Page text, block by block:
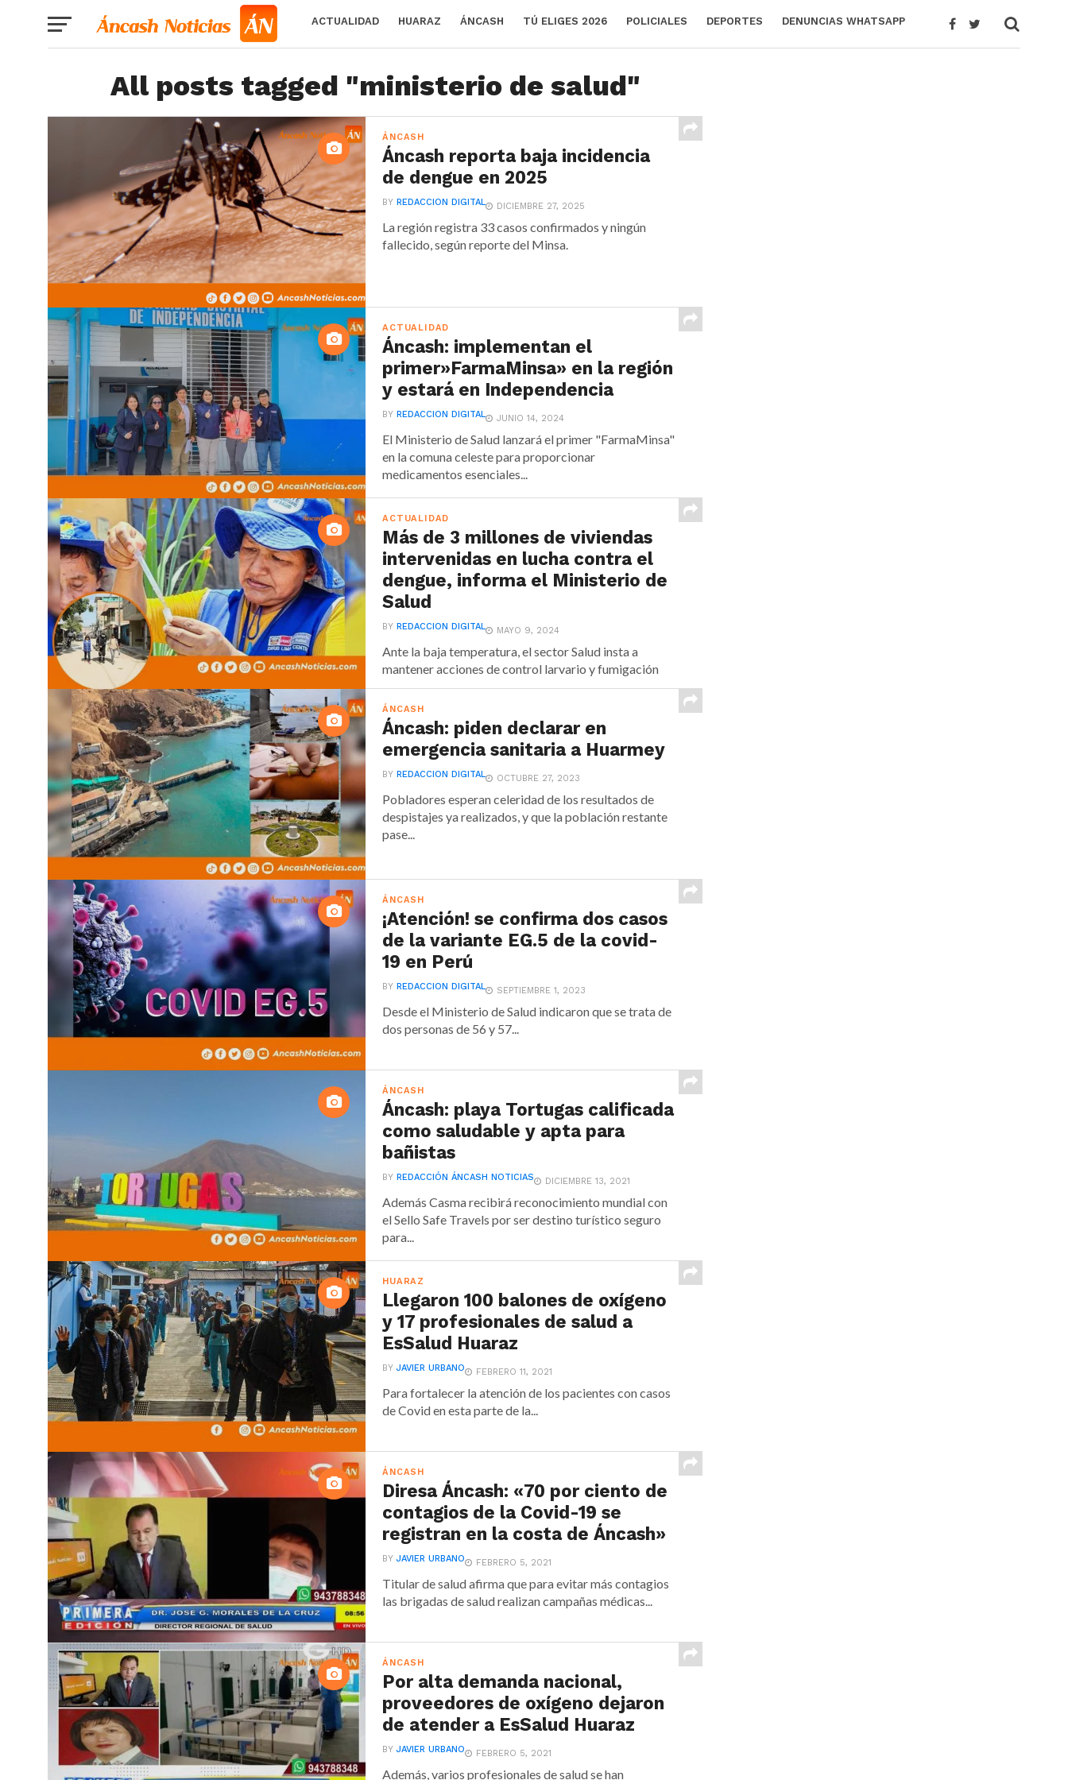
ACTUALIDAD HUARAZ ÁNCASH TÚ ELIGES 2026 POLICIALES DEPORTES DENUNCIAS WHATSAPP
All posts tagged "ministerio de salud"
ÁNCASH
Áncash reporta baja incidencia
de dengue en 2025
BYREDACCION DIGITAL DICIEMBRE 27, 2025
La región registra 33 casos confirmados y ningún
fallecido, según reporte del Minsa.
ACTUALIDAD
Áncash: implementan el
primer»FarmaMinsa» en la región
y estará en Independencia
BYREDACCION DIGITAL JUNIO 14, 2024
El Ministerio de Salud lanzará el primer "FarmaMinsa"
en la comuna celeste para proporcionar
medicamentos esenciales...
ACTUALIDAD
Más de 3 millones de viviendas
intervenidas en lucha contra el
dengue, informa el Ministerio de
Salud
BYREDACCION DIGITAL MAYO 9, 2024
Ante la baja temperatura, el sector Salud insta a
mantener acciones de control larvario y fumigación
ÁNCASH
Áncash: piden declarar en
emergencia sanitaria a Huarmey
BYREDACCION DIGITAL OCTUBRE 27, 2023
Pobladores esperan celeridad de los resultados de
despistajes ya realizados, y que la población restante
pase...
ÁNCASH
¡Atención! se confirma dos casos
de la variante EG.5 de la covid-
19 en Perú
BYREDACCION DIGITAL SEPTIEMBRE 1, 2023
Desde el Ministerio de Salud indicaron que se trata de
dos personas de 56 y 57...
ÁNCASH
Áncash: playa Tortugas calificada
como saludable y apta para
bañistas
BYREDACCIÓN ÁNCASH NOTICIAS DICIEMBRE 13, 2021
Además Casma recibirá reconocimiento mundial con
el Sello Safe Travels por ser destino turístico seguro
para...
HUARAZ
Llegaron 100 balones de oxígeno
y 17 profesionales de salud a
EsSalud Huaraz
BYJAVIER URBANO FEBRERO 11, 2021
Para fortalecer la atención de los pacientes con casos
de Covid en esta parte de la...
ÁNCASH
Diresa Áncash: «70 por ciento de
contagios de la Covid-19 se
registran en la costa de Áncash»
BYJAVIER URBANO FEBRERO 5, 2021
Titular de salud afirma que para evitar más contagios
las brigadas de salud realizan campañas médicas...
ÁNCASH
Por alta demanda nacional,
proveedores de oxígeno dejaron
de atender a EsSalud Huaraz
BYJAVIER URBANO FEBRERO 5, 2021
Además, varios profesionales de salud se han